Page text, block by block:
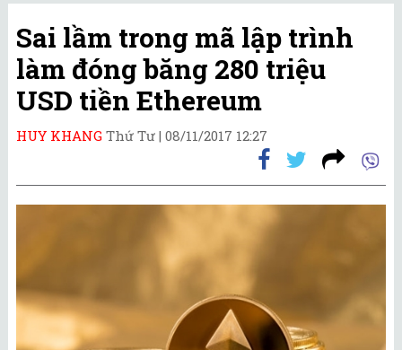
Sai lầm trong mã lập trình
làm đóng băng 280 triệu
USD tiền Ethereum
HUY KHANG Thứ Tư | 08/11/2017 12:27